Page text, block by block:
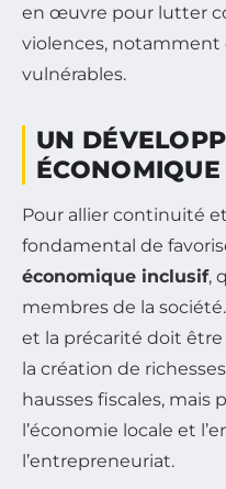
en œuvre pour lutter
violences, notamment
vulnérables.
UN
Pour allier continuité
fondamental de
économique inclusif,
membres de la
et la précarité doit
la création de
hausses fiscales, mais
l’économie locale et
l’entrepreneuriat.